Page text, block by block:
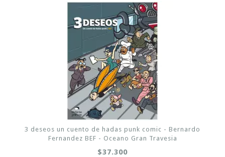
3 deseos un cuento de hadas punk comic - Bernardo
Fernandez BEF - Oceano Gran Travesia
$37.300